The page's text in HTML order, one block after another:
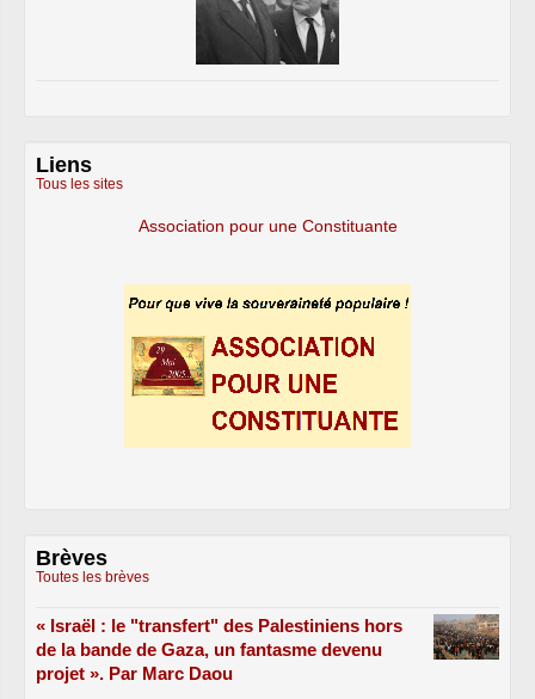
Liens
Tous les sites
Association pour une Constituante
Brèves
Toutes les brèves
« Israël : le "transfert" des Palestiniens hors
de la bande de Gaza, un fantasme devenu
projet ». Par Marc Daou